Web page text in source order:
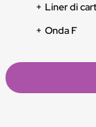
Liner di
Onda F